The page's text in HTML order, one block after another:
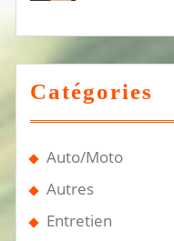
Catégories
Auto/Moto
Autres
Entretien